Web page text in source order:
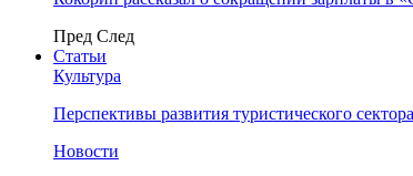
Пред След
Статьи
Культура
Перспективы развития туристического
Новости